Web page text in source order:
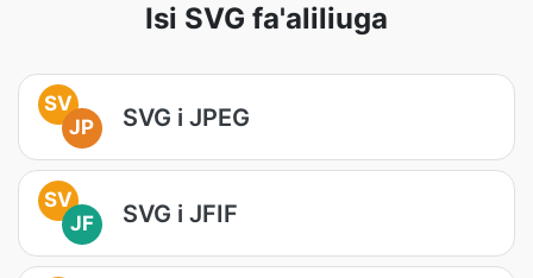
Isi SVG fa'aliliuga
SV
JP
SVG i JPEG
SV
JF
SVG i JFIF